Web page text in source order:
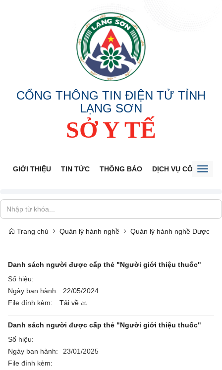
CỔNG THÔNG TIN ĐIỆN TỬ TỈNH
LẠNG SƠN
SỞ Y TẾ
GIỚI THIỆU TIN TỨC THÔNG BÁO DỊCH VỤ CÔNG
Trang chủ Quản lý hành nghề Quản lý hành nghề Dược
Danh sách người được cấp thẻ "Người giới thiệu thuốc"
Số hiệu:
Ngày ban hành:
22/05/2024
File đính kèm:
Tải về
Danh sách người được cấp thẻ "Người giới thiệu thuốc"
Số hiệu:
Ngày ban hành:
23/01/2025
File đính kèm: